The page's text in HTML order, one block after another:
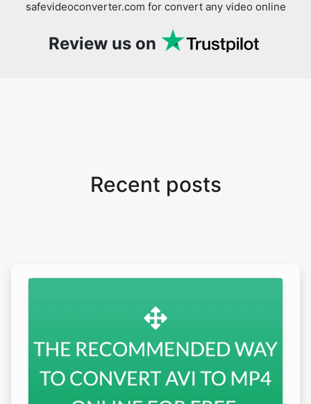
safevideoconverter.com for convert any video online
Review us on
Recent posts